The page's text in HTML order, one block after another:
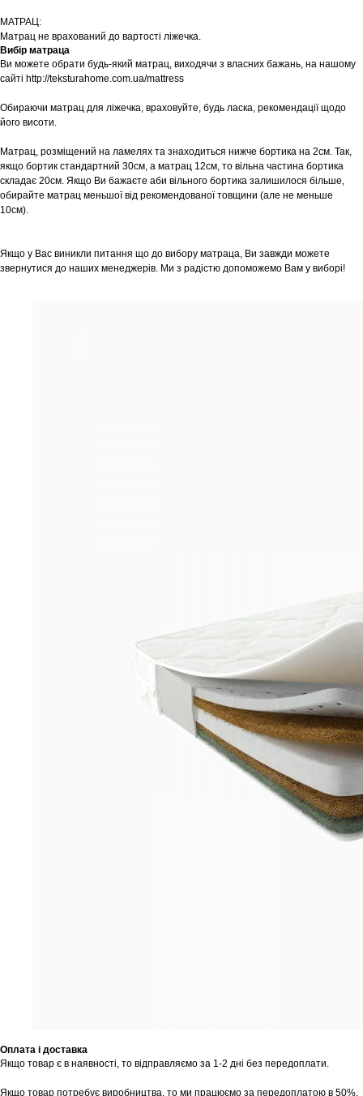
МАТРАЦ:
Матрац не врахований до вартості ліжечка.
Вибір матраца
Ви можете обрати будь-який матрац, виходячи з власних бажань, на нашому
сайті http://teksturahome.com.ua/mattress
Обираючи матрац для ліжечка, враховуйте, будь ласка, рекомендації щодо
його висоти.
Матрац, розміщений на ламелях та знаходиться нижче бортика на 2см. Так,
якщо бортик стандартний 30см, а матрац 12см, то вільна частина бортика
складає 20см. Якщо Ви бажаєте аби вільного бортика залишилося більше,
обирайте матрац меньшої від рекомендованої товщини (але не меньше
10см).
Якщо у Вас виникли питання що до вибору матраца, Ви завжди можете
звернутися до наших менеджерів. Ми з радістю допоможемо Вам у виборі!
Оплата і доставка
Якщо товар є в наявності, то відправляємо за 1-2 дні без передоплати.
Якщо товар потребує виробництва, то ми працюємо за передоплатою в 50%.